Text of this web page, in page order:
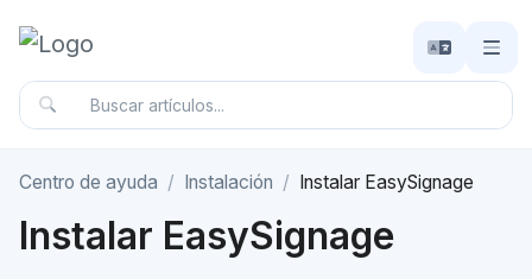
Centro de ayuda Instalación Instalar EasySignage
Instalar EasySignage